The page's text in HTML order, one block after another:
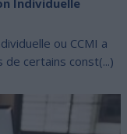
Individuelle
ou CCMI a
certains const(...)